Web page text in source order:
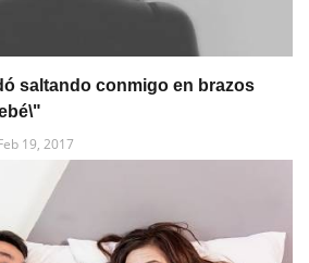
saltando conmigo en brazos
19, 2017